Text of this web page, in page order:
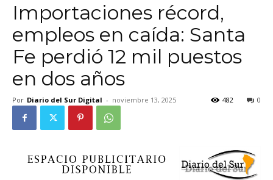
Importaciones récord,
empleos en caída: Santa
Fe perdió 12 mil puestos
en dos años
Por Diario del Sur Digital - noviembre 13, 2025 0
482